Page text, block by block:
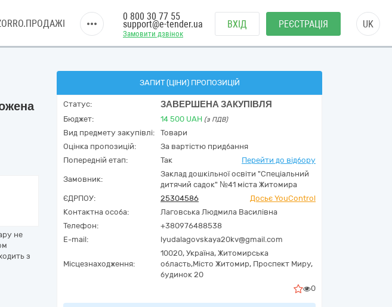
Замовити дзвінок
0 800 30 77 55
support@e-tender.ua ВХІД РЕЄСТРАЦІЯ UK
не
з
ЗАПИТ (ЦІНИ) ПРОПОЗИЦІЙ
Статус: ЗАВЕРШЕНА ЗАКУПІВЛЯ
Бюджет: 14 500 UAH (з ПДВ)
Вид предмету закупівлі:
Товари
Оцінка пропозицій:
За вартістю придбання
Попередній етап:
Так Перейти до відбору
Замовник:
Заклад дошкільної освіти "Спеціальний
дитячий садок" №41 міста Житомира
ЄДРПОУ:
25304586
Досьє YouControl
Контактна особа:
Лаговська Людмила Василівна
Телефон:
+380976488538
E-mail:
lyudalagovskaya20kv@gmail.com
Місцезнаходження:
10020, Україна, Житомирська
область,Місто Житомир, Проспект Миру,
будинок 20
0